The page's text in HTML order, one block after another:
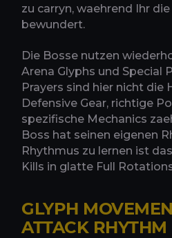
zu carryn, waehrend Ihr
bewundert.
Die Bosse nutzen
Arena Glyphs und Special
Prayers sind hier nicht die
Defensive Gear, richtige
spezifische Mechanics
Boss hat seinen eigenen
Rhythmus zu lernen ist
Kills in glatte Full
GLYPH
ATTACK RHYTHM